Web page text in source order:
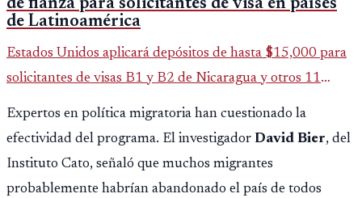
de fianza para solicitantes de visa en países
de Latinoamérica
Estados Unidos aplicará depósitos de hasta $15,000 para
solicitantes de visas B1 y B2 de Nicaragua y otros 11
países. La medida afecta a más de 50 naciones bajo nuevas
políticas migratorias.
Expertos en política migratoria han cuestionado la
efectividad del programa. El investigador David Bier, del
Instituto Cato, señaló que muchos migrantes
probablemente habrían abandonado el país de todos